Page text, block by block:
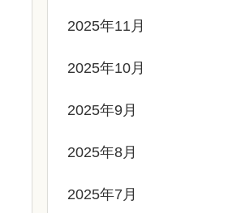
2025年11月
2025年10月
2025年9月
2025年8月
2025年7月